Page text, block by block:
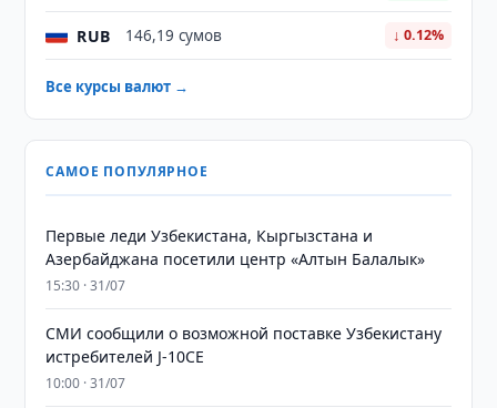
RUB 146,19 сумов ↓ 0.12%
Все курсы валют →
САМОЕ ПОПУЛЯРНОЕ
Первые леди Узбекистана, Кыргызстана и
Азербайджана посетили центр «Алтын Балалык»
15:30 · 31/07
СМИ сообщили о возможной поставке Узбекистану
истребителей J-10CE
10:00 · 31/07